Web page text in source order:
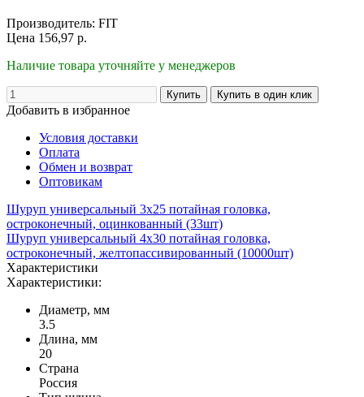
Производитель: FIT
Цена 156,97 р.
Наличие товара уточняйте у менеджеров
Добавить в избранное
Условия доставки
Оплата
Обмен и возврат
Оптовикам
Шуруп универсальный 3х25 потайная головка,
остроконечный, оцинкованный (33шт)
Шуруп универсальный 4х30 потайная головка,
остроконечный, желтопассивированный (10000шт)
Характеристики
Характеристики:
Диаметр, мм
3.5
Длина, мм
20
Страна
Россия